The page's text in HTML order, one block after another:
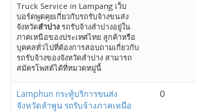
Truck Service in Lampang เว็บ
บอร์ดพูดคุยเกี่ยวกับรถรับจ้างขนส่ง
จังหวัดลำปาง รถรับจ้างลำปางอยู่ใน
ภาคเหนือของประเทศไทย ลูกค้าหรือ
บุคคลทั่วไปที่ต้องการสอบถามเกี่ยวกับ
รถรับจ้างของจังหวัดลำปาง สามารถ
สมัครโพสต์ได้ที่หมวดหมู่นี้
Lamphun กระทู้บริการขนส่ง
จังหวัดลำพูน รถรับจ้างภาคเหนือ
0